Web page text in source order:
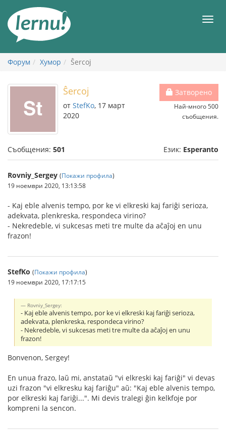
съдържанието
Форум Хумор Ŝercoj
Затворено
Най-много 500
съобщения.
Ŝercoj
от StefKo, 17 март
2020
Съобщения: 501 Език: Esperanto
Rovniy_Sergey (Покажи профила)
19 ноември 2020, 13:13:58
- Kaj eble alvenis tempo, por ke vi elkreski kaj fariĝi serioza,
adekvata, plenkreska, respondeca virino?
- Nekredeble, vi sukcesas meti tre multe da aĉaĵoj en unu
frazon!
StefKo (Покажи профила)
19 ноември 2020, 17:17:15
Rovniy_Sergey:
- Kaj eble alvenis tempo, por ke vi elkreski kaj fariĝi serioza,
adekvata, plenkreska, respondeca virino?
- Nekredeble, vi sukcesas meti tre multe da aĉaĵoj en unu
frazon!
Bonvenon, Sergey!
En unua frazo, laŭ mi, anstataŭ "vi elkreski kaj fariĝi" vi devas
uzi frazon "vi elkresku kaj fariĝu" aŭ: "Kaj eble alvenis tempo,
por elkreski kaj fariĝi...". Mi devis tralegi ĝin kelkfoje por
kompreni la sencon.